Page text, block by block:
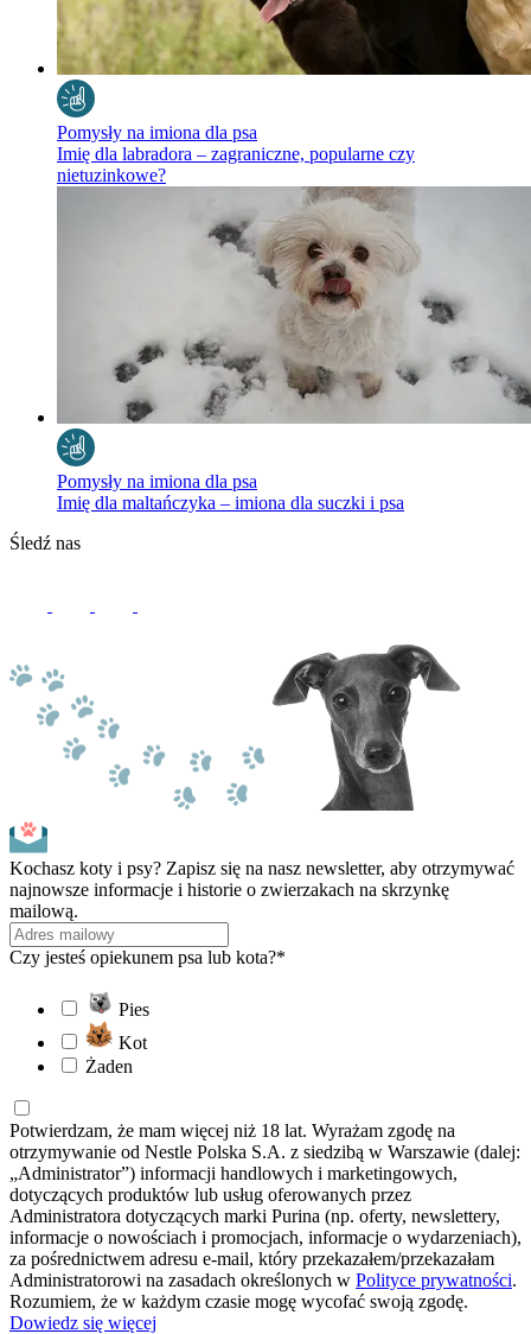
Pomysły na imiona dla psa
Imię dla labradora – zagraniczne, popularne czy
nietuzinkowe?
Pomysły na imiona dla psa
Imię dla maltańczyka – imiona dla suczki i psa
Śledź nas
Kochasz koty i psy? Zapisz się na nasz newsletter, aby otrzymywać
najnowsze informacje i historie o zwierzakach na skrzynkę
mailową.
Czy jesteś opiekunem psa lub kota?*
Pies
Kot
Żaden
Potwierdzam, że mam więcej niż 18 lat. Wyrażam zgodę na
otrzymywanie od Nestle Polska S.A. z siedzibą w Warszawie (dalej:
„Administrator”) informacji handlowych i marketingowych,
dotyczących produktów lub usług oferowanych przez
Administratora dotyczących marki Purina (np. oferty, newslettery,
informacje o nowościach i promocjach, informacje o wydarzeniach),
za pośrednictwem adresu e-mail, który przekazałem/przekazałam
Administratorowi na zasadach określonych w Polityce prywatności.
Rozumiem, że w każdym czasie mogę wycofać swoją zgodę.
Dowiedz się więcej